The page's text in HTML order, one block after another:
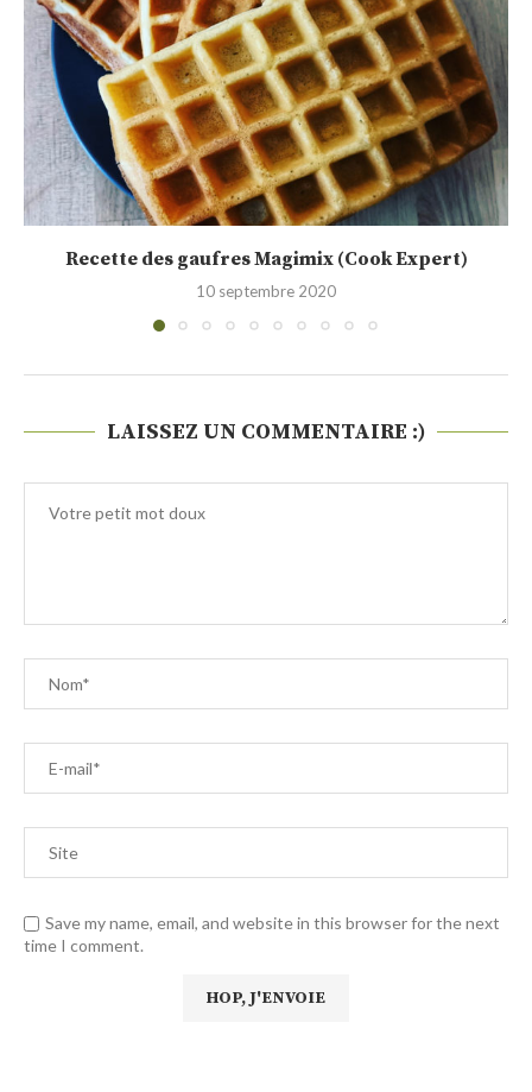
Beignets Sfenj (recette vidéo)
6 mai 2019
LAISSEZ UN COMMENTAIRE :)
Save my name, email, and website in this browser for the next
time I comment.